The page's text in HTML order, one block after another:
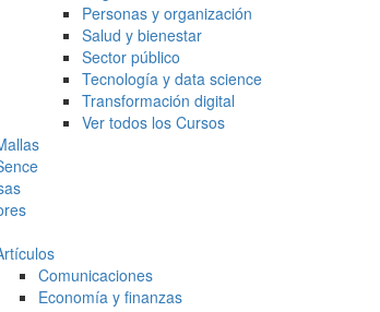
Personas y organización
Salud y bienestar
Sector público
Tecnología y data science
Transformación digital
Ver todos los Cursos
Comunicaciones
Economía y finanzas